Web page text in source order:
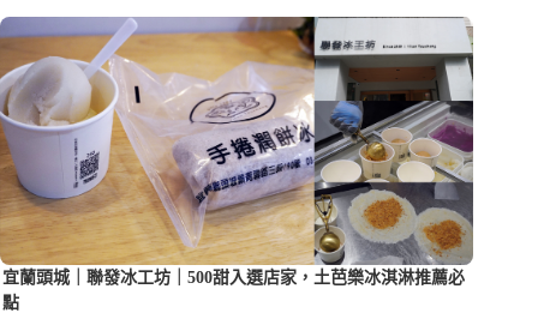
宜蘭頭城｜聯發冰工坊｜500甜入選店家，土芭樂冰淇淋推薦必
點